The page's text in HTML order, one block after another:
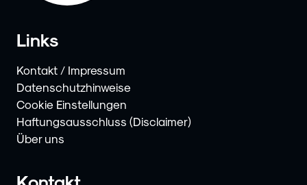
Links
Kontakt / Impressum
Datenschutzhinweise
Cookie Einstellungen
Haftungsausschluss (Disclaimer)
Über uns